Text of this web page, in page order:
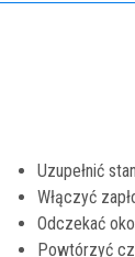
Uzupełnić
Włączyć
Odczekać
Powtórzyć